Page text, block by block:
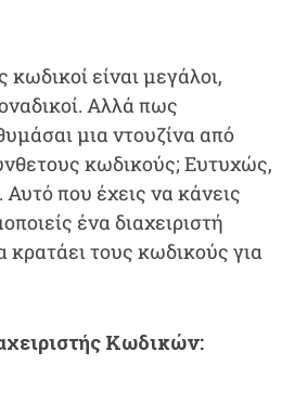
κωδικοί είναι μεγάλοι,
Αλλά πως
μια ντουζίνα από
κωδικούς; Ευτυχώς,
Αυτό που έχεις να κάνεις
ένα διαχειριστή
κρατάει τους κωδικούς για
Κωδικών: